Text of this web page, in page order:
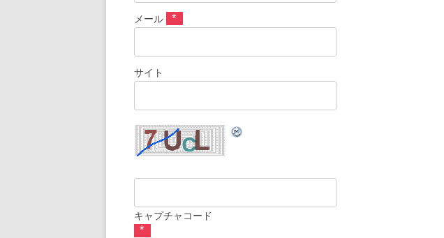
メール *
サイト
キャプチャコード
*